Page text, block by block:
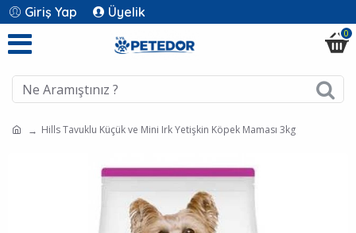
Giriş Yap Üyelik
0
Hills Tavuklu Küçük ve Mini Irk Yetişkin Köpek Maması 3kg